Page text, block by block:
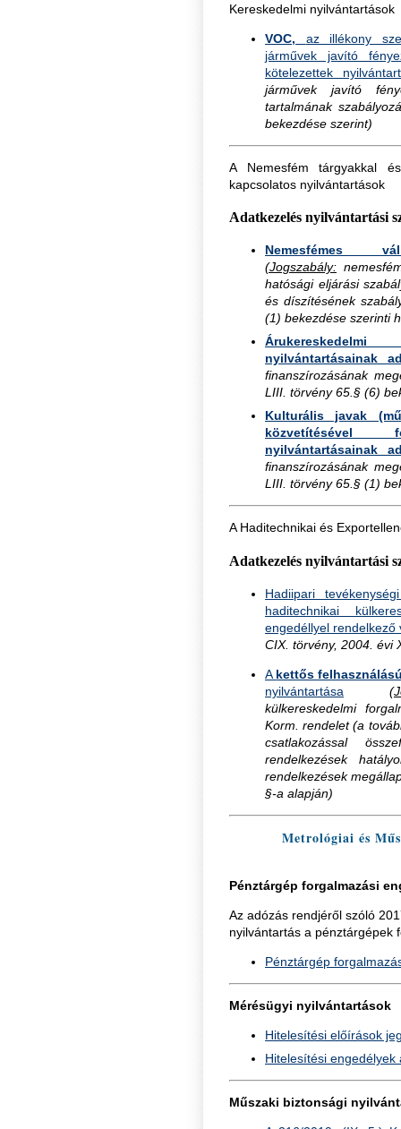
Kereskedelmi nyilvántartások
VOC, az illékony
járművek javító
kötelezettek
járművek javító
tartalmának
bekezdése szerint)
A Nemesfém tárgyakkal
kapcsolatos nyilvántartások
Adatkezelés nyilvántartási
Nemesfémes
(Jogszabály:
hatósági eljárási
és díszítésének
(1) bekezdése szerinti
nyilvántartásainak
finanszírozásának
LIII. törvény 65.§ (6)
Kulturális javak
közvetítésével
nyilvántartásainak
finanszírozásának
LIII. törvény 65.§ (1)
A Haditechnikai és
Adatkezelés nyilvántartási
Hadiipari
haditechnikai
engedéllyel rendelkező
CIX. törvény, 2004. évi
A kettős
nyilvántartása
külkereskedelmi
Korm. rendelet (a
csatlakozással
rendelkezések
rendelkezések
§-a alapján)
Metrológiai és
Pénztárgép forgalmazási
Az adózás rendjéről szóló
nyilvántartás a
Pénztárgép
Mérésügyi nyilvántartások
Hitelesítési előírások
Hitelesítési engedélyek
Műszaki biztonsági